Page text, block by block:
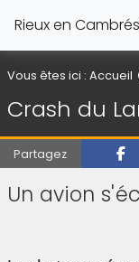
Rieux en
Vous êtes ici : Accueil
Crash du
Partagez
Un avion